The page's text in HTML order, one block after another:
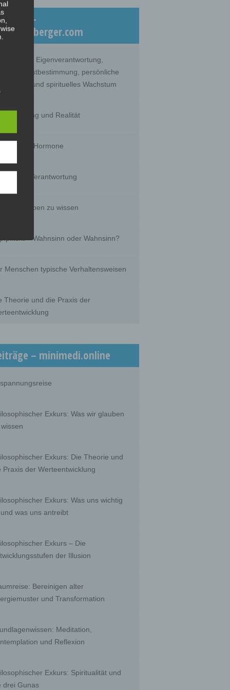
–
Eigenverantwortung,
Selbstbestimmung, persönliche
und spirituelles Wachstum
und Realität
und Hormone
und Verantwortung
wir glauben zu wissen
– Wahnsinn oder Wahnsinn?
Menschen typische Verhaltensweisen
Theorie und die Praxis der
– minimedi.online
Exkurs: Was wir glauben
Exkurs: Die Theorie und
Praxis der Werteentwicklung
Exkurs: Was uns wichtig
was uns antreibt
Exkurs – Die
der Illusion
Bereinigen alter
und Transformation
Meditation,
und Reflexion
Exkurs: Spiritualität und
drei Gunas
use
to
with
than